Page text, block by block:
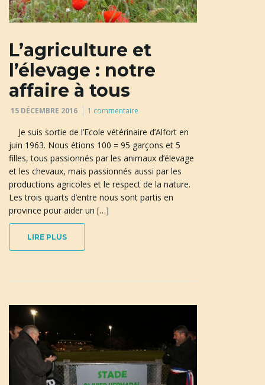
L’agriculture et
l’élevage : notre
affaire à tous
15 DÉCEMBRE 2016 1 commentaire
Je suis sortie de l’Ecole vétérinaire d’Alfort en
juin 1963. Nous étions 100 = 95 garçons et 5
filles, tous passionnés par les animaux d’élevage
et les chevaux, mais passionnés aussi par les
productions agricoles et le respect de la nature.
Les trois quarts d’entre nous sont partis en
province pour aider un […]
LIRE PLUS